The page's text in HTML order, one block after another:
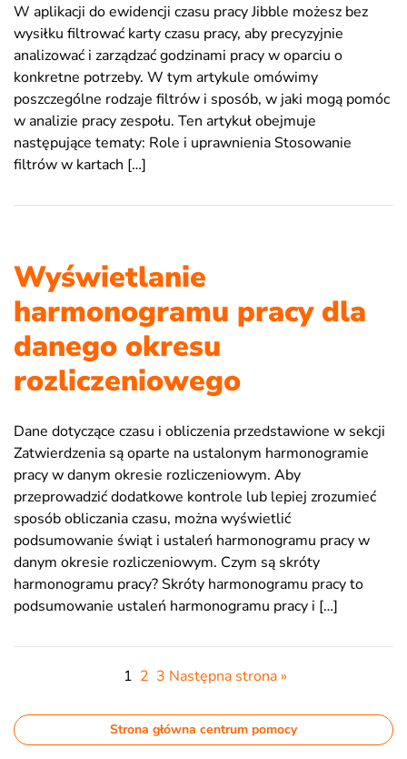
W aplikacji do ewidencji czasu pracy Jibble możesz bez
wysiłku filtrować karty czasu pracy, aby precyzyjnie
analizować i zarządzać godzinami pracy w oparciu o
konkretne potrzeby. W tym artykule omówimy
poszczególne rodzaje filtrów i sposób, w jaki mogą pomóc
w analizie pracy zespołu. Ten artykuł obejmuje
następujące tematy: Role i uprawnienia Stosowanie
filtrów w kartach […]
Wyświetlanie
harmonogramu pracy dla
danego okresu
rozliczeniowego
Dane dotyczące czasu i obliczenia przedstawione w sekcji
Zatwierdzenia są oparte na ustalonym harmonogramie
pracy w danym okresie rozliczeniowym. Aby
przeprowadzić dodatkowe kontrole lub lepiej zrozumieć
sposób obliczania czasu, można wyświetlić
podsumowanie świąt i ustaleń harmonogramu pracy w
danym okresie rozliczeniowym. Czym są skróty
harmonogramu pracy? Skróty harmonogramu pracy to
podsumowanie ustaleń harmonogramu pracy i […]
1 2 3 Następna strona »
Strona główna centrum pomocy